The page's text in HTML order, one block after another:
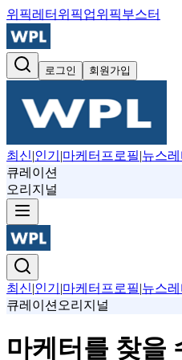
위픽레터 위픽업위픽부스터
로그인 회원가입
최신|인기 |마케터프로필|뉴스레
큐레이션
오리지널
최신|인기 |마케터프로필|뉴스레
큐레이션 오리지널
마케터를 찾을